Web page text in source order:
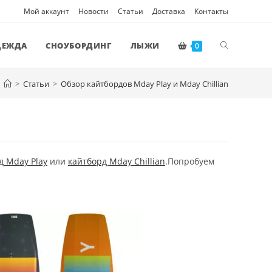
Мой аккаунт Новости Статьи Доставка Контакты
СНОУБОРДИНГ ЛЫЖИ 0
ПОИСК
> Статьи > Обзор кайтбордов Mday Play и Mday Chillian
Mday Play или кайтборд Mday Chillian.Попробуем